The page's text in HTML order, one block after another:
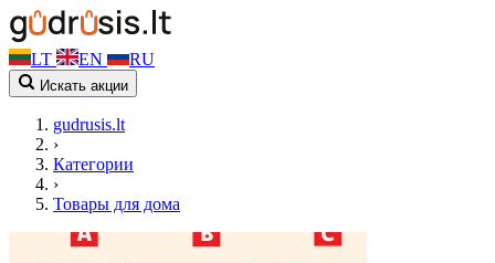
LT EN RU
Искать акции
gudrusis.lt
›
Категории
›
Товары для дома